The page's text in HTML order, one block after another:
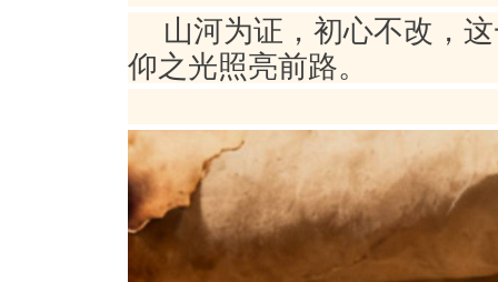
山河为证，初心不改，
仰之光照亮前路。